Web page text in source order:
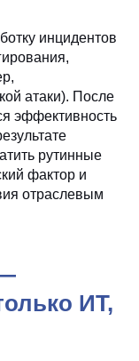
инцидентов
атаки). После
эффективность
рутинные
фактор и
отраслевым
ИТ,